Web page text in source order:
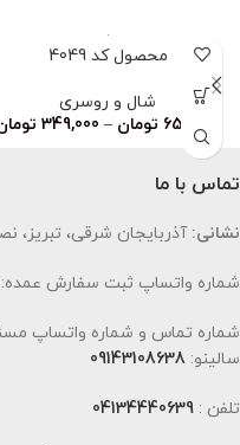
محصول کد 4049
شال و روسری
659,000 تومان –
349,000
تماس با ما
نشانی: آذربایجان شرقی، تبریز، نصف
شماره واتساپ ثبت سفارش عمده:
شماره تماس و شماره واتساپ
سالینو: 09143108638
تلفن : 04134440639